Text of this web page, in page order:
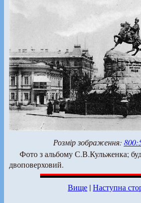
Розмір зображення:
Фото з альбому С.В.Кульженка;
двоповерховий.
Вище |Наступна